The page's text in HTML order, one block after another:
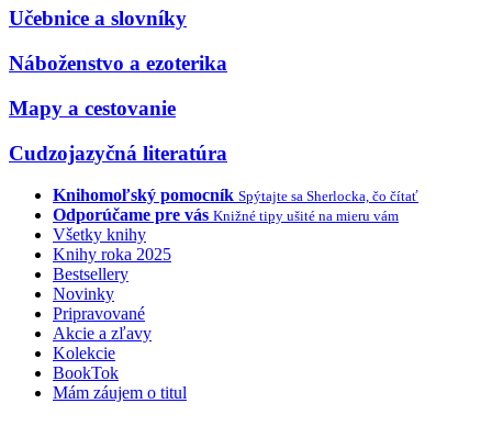
Učebnice a slovníky
Náboženstvo a ezoterika
Mapy a cestovanie
Cudzojazyčná literatúra
Knihomoľský pomocník Spýtajte sa Sherlocka, čo čítať
Odporúčame pre vás Knižné tipy ušité na mieru vám
Všetky knihy
Knihy roka 2025
Bestsellery
Novinky
Pripravované
Akcie a zľavy
Kolekcie
BookTok
Mám záujem o titul